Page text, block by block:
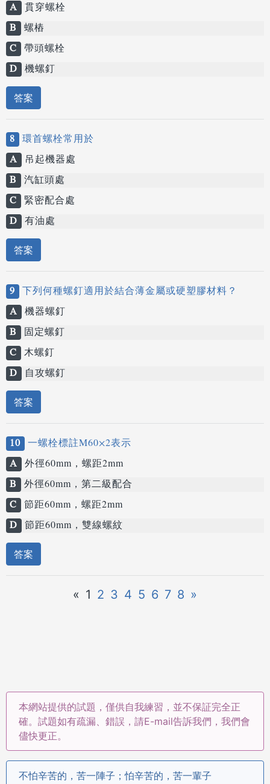
A 貫穿螺栓
B 螺樁
C 帶頭螺栓
D 機螺釘
答案
8 環首螺栓常用於
A
吊起機器處
B 汽缸頭處
C 緊密配合處
D 有油處
答案
9 下列何種螺釘適用於結合薄金屬或硬塑膠材料？
A 機器螺釘
B
固定螺釘
C 木螺釘
D
自攻螺釘
答案
10 一螺栓標註M60×2表示
A 外徑60mm，螺距2mm
B 外徑60mm，第二級配合
C 節距60mm，螺距2mm
D 節距60mm，雙線螺紋
答案
« 1 2 3 4 5 6 7 8 »
本網站提供的試題，僅供自我練習，並不保証完全正
確。試題如有疏漏、錯誤，請E-mail告訴我們，我們會
儘快更正。
不怕辛苦的，苦一陣子；怕辛苦的，苦一輩子